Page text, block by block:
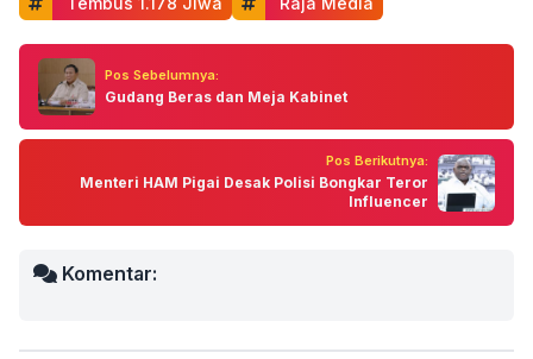
Pos Sebelumnya:
Gudang Beras dan Meja Kabinet
Pos Berikutnya:
Menteri HAM Pigai Desak Polisi Bongkar Teror
Influencer
Komentar: